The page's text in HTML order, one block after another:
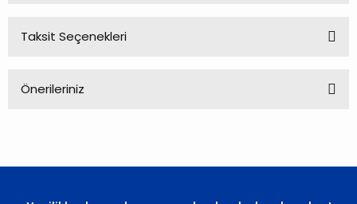
Taksit Seçenekleri
Önerileriniz